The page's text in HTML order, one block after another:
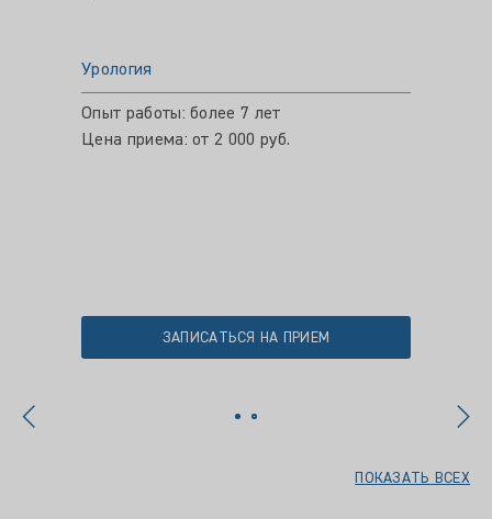
Урология
Опыт работы: более 7 лет
Цена приема: от 2 000 руб.
ЗАПИСАТЬСЯ НА ПРИЕМ
ПОКАЗАТЬ ВСЕХ